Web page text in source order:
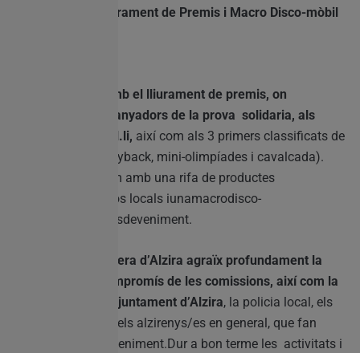
23:00h – Rifa, Lliurament de Premis i Macro Disco-mòbil
conclourà amb el lliurament de premis, on
coneixerem als guanyadors de la prova solidaria, als
guanyadors del Ral.li, així com als 3 primers classificats de
cada categoria (playback, mini-olimpíades i cavalcada).
Igualment contarem amb una rifa de productes
donatspelscomerços locals iunamacrodisco-
mòbilperatancar l’esdeveniment.
Local Fallera d’Alzira agraïx profundament la
participació i el compromís de les comissions, així com la
col·laboració de l’Ajuntament d’Alzira, la policia local, els
comerços locals i dels alzirenys/es en general, que fan
possible este esdeveniment.Dur a bon terme les activitats i